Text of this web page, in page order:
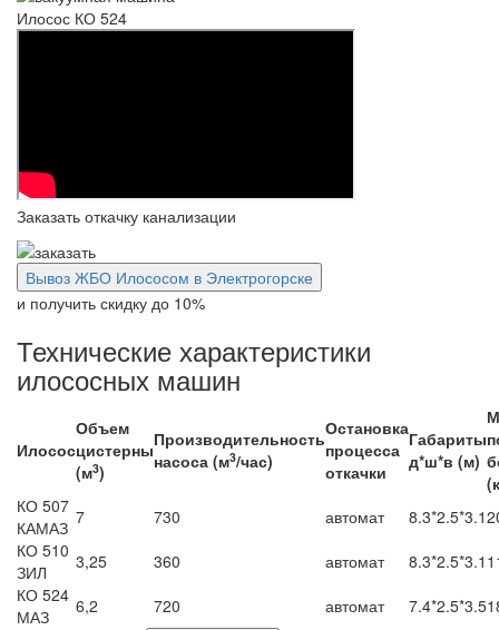
Илосос КО 524
Заказать откачку канализации
Вывоз ЖБО Илососом в Электрогорске
и получить скидку до 10%
Технические характеристики
илососных машин
Илосос
Объем
цистерны
(м3)
Производительность
насоса (м3/час)
Остановка
процесса
откачки
Габариты
д*ш*в (м)
КО 507
КАМАЗ 7 730 автомат 8.3*2.5*3.1
КО 510
ЗИЛ
3,25 360 автомат 8.3*2.5*3.1
КО 524
МАЗ
6,2 720 автомат 7.4*2.5*3.5